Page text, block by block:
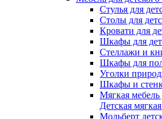
Стулья для
Столы для
Кровати для
Шкафы для
Стеллажи и
Шкафы для
Уголки
Шкафы и
Мягкая мебель
Детская
Мольберт